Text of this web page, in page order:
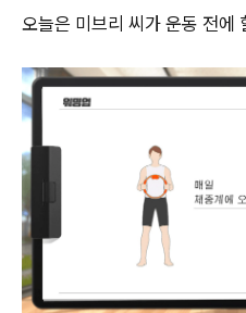
오늘은 미브리 씨가 운동 전에